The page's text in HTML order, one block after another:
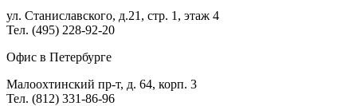
ул. Станиславского, д.21, стр. 1, этаж 4
Тел. (495) 228-92-20
Офис в Петербурге
Малоохтинский пр-т, д. 64, корп. 3
Тел. (812) 331-86-96